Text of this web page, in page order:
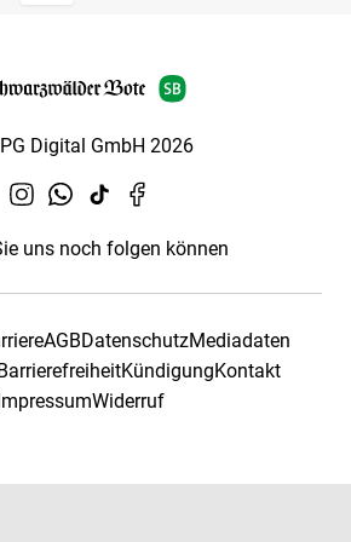
Digital GmbH 2026
uns noch folgen können
AGBDatenschutzMediadaten
KündigungKontakt
Widerruf